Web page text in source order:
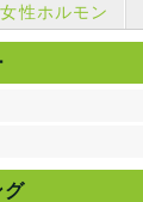
女性ホルモン
グ